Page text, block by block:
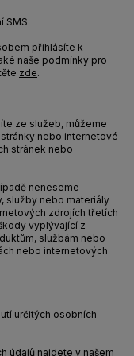
SMS
přihlásíte k
naše podmínky pro
zde.
ze služeb, můžeme
nebo internetové
stránek nebo
neneseme
služby nebo materiály
zdrojích třetích
vyplývající z
službám nebo
nebo internetových
určitých osobních
údajů najdete v našem